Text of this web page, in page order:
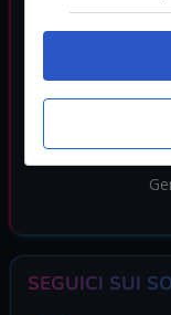
SEGUICI SUI